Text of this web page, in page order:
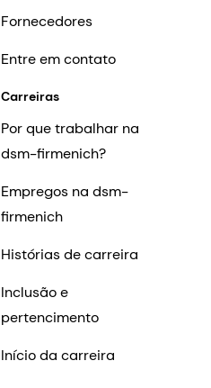
Fornecedores
Entre em contato
Carreiras
Por que trabalhar na
dsm-firmenich?
Empregos na dsm-
firmenich
Histórias de carreira
Inclusão e
pertencimento
Início da carreira